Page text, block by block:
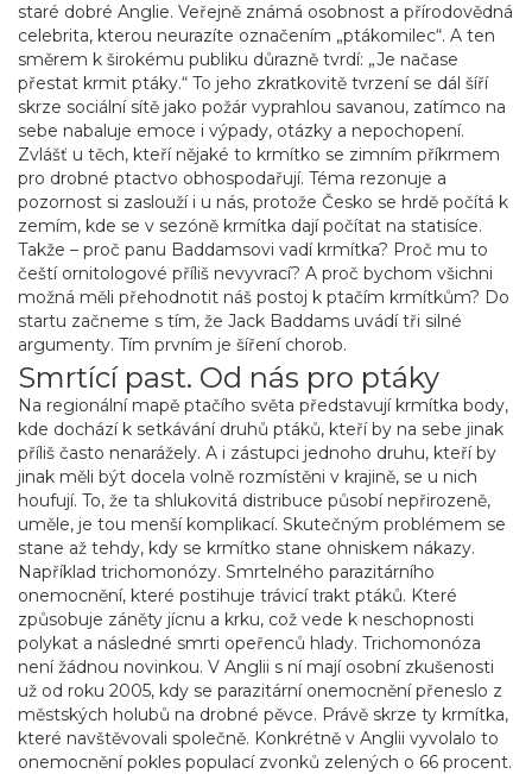
staré dobré Anglie. Veřejně známá osobnost a přírodovědná
celebrita, kterou neurazíte označením „ptákomilec“. A ten
směrem k širokému publiku důrazně tvrdí: „Je načase
přestat krmit ptáky.“ To jeho zkratkovitě tvrzení se dál šíří
skrze sociální sítě jako požár vyprahlou savanou, zatímco na
sebe nabaluje emoce i výpady, otázky a nepochopení.
Zvlášť u těch, kteří nějaké to krmítko se zimním příkrmem
pro drobné ptactvo obhospodařují. Téma rezonuje a
pozornost si zaslouží i u nás, protože Česko se hrdě počítá k
zemím, kde se v sezóně krmítka dají počítat na statisíce.
Takže – proč panu Baddamsovi vadí krmítka? Proč mu to
čeští ornitologové příliš nevyvrací? A proč bychom všichni
možná měli přehodnotit náš postoj k ptačím krmítkům? Do
startu začneme s tím, že Jack Baddams uvádí tři silné
argumenty. Tím prvním je šíření chorob.
Smrtící past. Od nás pro ptáky
Na regionální mapě ptačího světa představují krmítka body,
kde dochází k setkávání druhů ptáků, kteří by na sebe jinak
příliš často nenarážely. A i zástupci jednoho druhu, kteří by
jinak měli být docela volně rozmístěni v krajině, se u nich
houfují. To, že ta shlukovitá distribuce působí nepřirozeně,
uměle, je tou menší komplikací. Skutečným problémem se
stane až tehdy, kdy se krmítko stane ohniskem nákazy.
Například trichomonózy. Smrtelného parazitárního
onemocnění, které postihuje trávicí trakt ptáků. Které
způsobuje záněty jícnu a krku, což vede k neschopnosti
polykat a následné smrti opeřenců hlady. Trichomonóza
není žádnou novinkou. V Anglii s ní mají osobní zkušenosti
už od roku 2005, kdy se parazitární onemocnění přeneslo z
městských holubů na drobné pěvce. Právě skrze ty krmítka,
které navštěvovali společně. Konkrétně v Anglii vyvolalo to
onemocnění pokles populací zvonků zelených o 66 procent.